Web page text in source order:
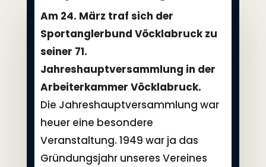
Am 24. März traf sich der
Sportanglerbund Vöcklabruck zu
seiner 71.
Jahreshauptversammlung in der
Arbeiterkammer Vöcklabruck.
Die Jahreshauptversammlung war
heuer eine besondere
Veranstaltung. 1949 war ja das
Gründungsjahr unseres Vereines